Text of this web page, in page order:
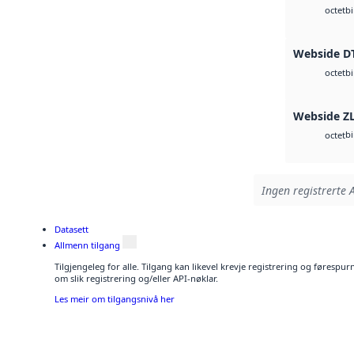
octet
Webside
octet
Webside
octet
Ingen registrerte
Datasett
Allmenn tilgang
Tilgjengeleg for alle. Tilgang kan likevel krevje registrering og
om slik registrering og/eller API-nøklar.
Les meir om tilgangsnivå her